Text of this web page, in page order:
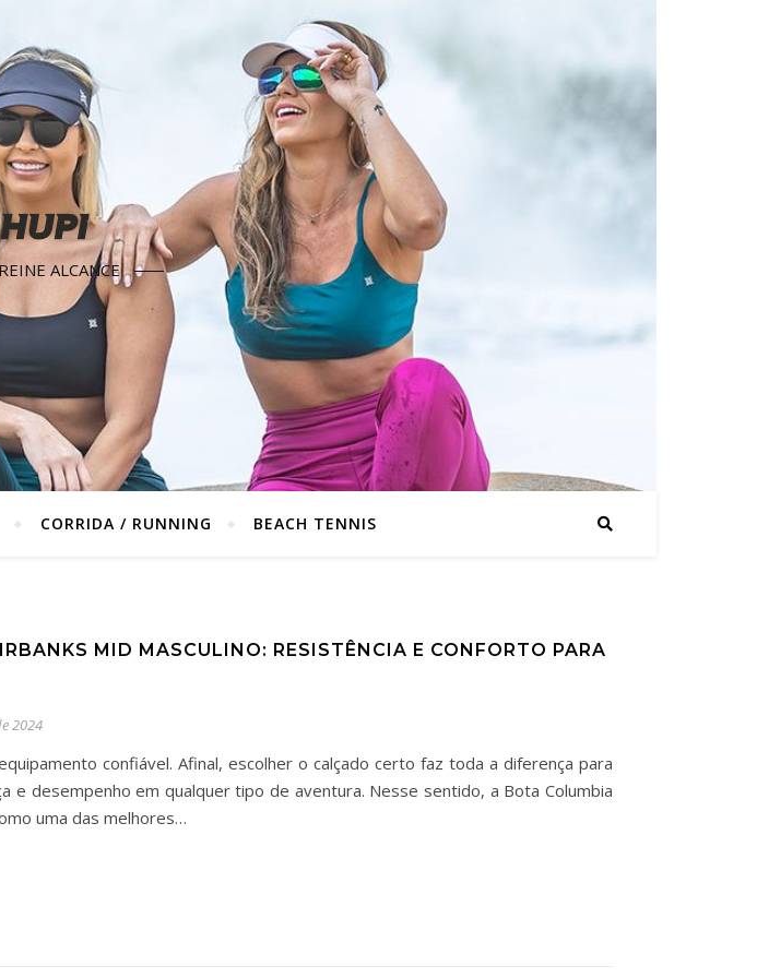
ALCANCE
CORRIDA / RUNNING BEACH TENNIS
MID MASCULINO: RESISTÊNCIA E CONFORTO PARA
2024
confiável. Afinal, escolher o calçado certo faz toda a diferença para
e desempenho em qualquer tipo de aventura. Nesse sentido, a Bota Columbia
uma das melhores…